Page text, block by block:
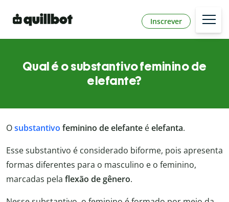
Inscrever
Qual é o substantivo feminino de
elefante?
Osubstantivo feminino de elefante éelefanta.
Esse substantivo é considerado biforme, pois apresenta
formas diferentes para o masculino e o feminino,
marcadas pela flexão de gênero.